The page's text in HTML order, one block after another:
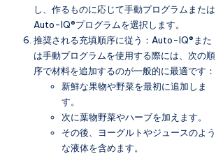
し、作るものに応じて手動プログラムまたは
Auto-IQ®プログラムを選択します。
推奨される充填順序に従う：Auto-IQ®また
は手動プログラムを使用する際には、次の順
序で材料を追加するのが一般的に最適です：
新鮮な果物や野菜を最初に追加しま
す。
次に葉物野菜やハーブを加えます。
その後、ヨーグルトやジュースのよう
な液体を含めます。